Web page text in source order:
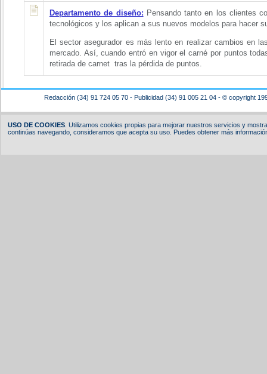
Departamento de diseño: Pensando tanto en los clientes
tecnológicos y los aplican a sus nuevos modelos para hacer
El sector asegurador es más lento en realizar cambios en
mercado. Así, cuando entró en vigor el carné por puntos
retirada de carnet tras la pérdida de puntos.
Redacción (34) 91 724 05 70 - Publicidad (34) 91 005 21 04 - © copyright
USO DE COOKIES. Utilizamos cookies propias para mejorar nuestros servicios y
continúas navegando, consideramos que acepta su uso. Puedes obtener más